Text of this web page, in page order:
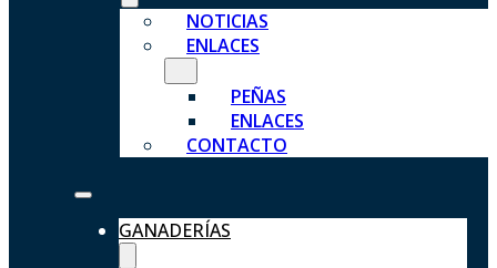
NOTICIAS
ENLACES
PEÑAS
ENLACES
CONTACTO
GANADERÍAS